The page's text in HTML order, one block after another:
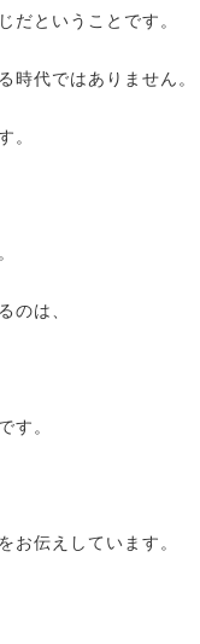
だということです。
時代ではありません。
。
のは、
す。
お伝えしています。